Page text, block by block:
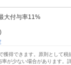
大付与率11%
獲得できます。原則として税
が少ない場合があります。